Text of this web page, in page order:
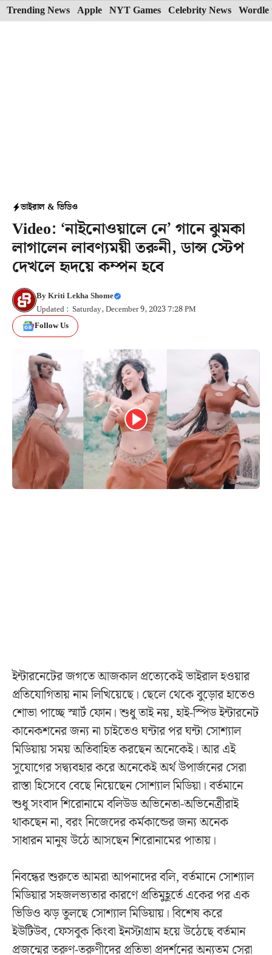
Skip
to
Trending News Apple NYT Games Celebrity News Wordle
ভাইরাল & ভিডিও
Video: ‘নাইনোওয়ালে নে’ গানে ঝুমকা
লাগালেন লাবণ্যময়ী তরুনী, ডান্স স্টেপ
দেখলে হৃদয়ে কম্পন হবে
ByKriti Lekha Shome
Updated : Saturday, December 9, 2023 7:28 PM
Follow Us
ইন্টারনেটের জগতে আজকাল প্রত্যেকেই ভাইরাল হওয়ার
প্রতিযোগিতায় নাম লিখিয়েছে। ছেলে থেকে বুড়োর হাতেও
শোভা পাচ্ছে স্মার্ট ফোন। শুধু তাই নয়, হাই-স্পিড ইন্টারনেট
কানেকশনের জন্য না চাইতেও ঘন্টার পর ঘন্টা সোশ্যাল
মিডিয়ায় সময় অতিবাহিত করছেন অনেকেই। আর এই
সুযোগের সদ্ব্যবহার করে অনেকেই অর্থ উপার্জনের সেরা
রাস্তা হিসেবে বেছে নিয়েছেন সোশ্যাল মিডিয়া। বর্তমানে
শুধু সংবাদ শিরোনামে বলিউড অভিনেতা-অভিনেত্রীরাই
থাকছেন না, বরং নিজেদের কর্মকান্ডের জন্য অনেক
সাধারন মানুষ উঠে আসছেন শিরোনামের পাতায়।
নিবন্ধের শুরুতে আমরা আপনাদের বলি, বর্তমানে সোশ্যাল
মিডিয়ার সহজলভ্যতার কারণে প্রতিমুহূর্তে একের পর এক
ভিডিও ঝড় তুলছে সোশ্যাল মিডিয়ায়। বিশেষ করে
ইউটিউব, ফেসবুক কিংবা ইনস্টাগ্রাম হয়ে উঠেছে বর্তমান
প্রজন্মের তরুণ-তরুণীদের প্রতিভা প্রদর্শনের অন্যতম সেরা